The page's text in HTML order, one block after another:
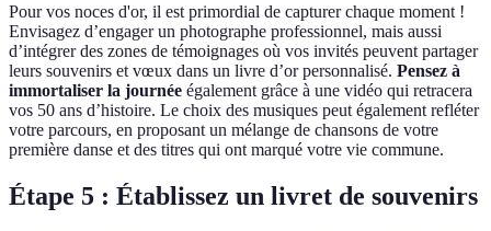
Pour vos noces d'or, il est primordial de capturer chaque moment !
Envisagez d’engager un photographe professionnel, mais aussi
d’intégrer des zones de témoignages où vos invités peuvent partager
leurs souvenirs et vœux dans un livre d’or personnalisé. Pensez à
immortaliser la journée également grâce à une vidéo qui retracera
vos 50 ans d’histoire. Le choix des musiques peut également refléter
votre parcours, en proposant un mélange de chansons de votre
première danse et des titres qui ont marqué votre vie commune.
Étape 5 : Établissez un livret de souvenirs